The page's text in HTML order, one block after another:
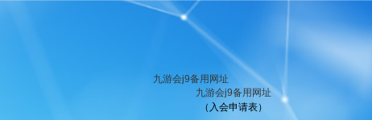
九游会j9备用网址
九游会j9备用网址
（入会申请表）